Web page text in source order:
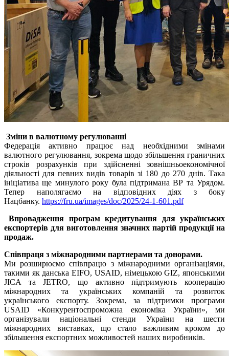
Зміни в валютному регулюванні
Федерація активно працює над необхідними змінами
валютного регулювання, зокрема щодо збільшення граничних
строків розрахунків при здійсненні зовнішньоекономічної
діяльності для певних видів товарів зі 180 до 270 днів. Така
ініціатива ще минулого року була підтримана ВР та Урядом.
Тепер наполягаємо на відповідних діях з боку
Нацбанку. https://fru.ua/images/doc/2025/24-1-601.pdf
Впровадження програм кредитування для українських
експортерів для виготовлення значних партій продукції на
продаж.
Співпраця з міжнародними партнерами та донорами.
Ми розширюємо співпрацю з міжнародними організаціями,
такими як данська EIFO, USAID, німецькою GIZ, японськими
JICA та JETRO, що активно підтримують кооперацію
міжнародних та українських компаній та розвиток
українського експорту. Зокрема, за підтримки програми
USAID «Конкурентоспроможна економіка України», ми
організували національні стенди України на шести
міжнародних виставках, що стало важливим кроком до
збільшення експортних можливостей наших виробників.